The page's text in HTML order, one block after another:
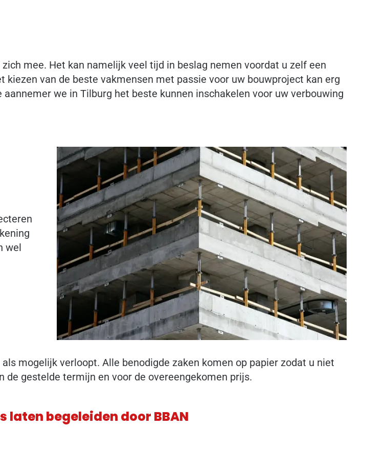
mee. Het kan namelijk veel tijd in beslag nemen voordat u zelf een
van de beste vakmensen met passie voor uw bouwproject kan erg
we in Tilburg het beste kunnen inschakelen voor uw verbouwing
wel
mogelijk verloopt. Alle benodigde zaken komen op papier zodat u niet
gestelde termijn en voor de overeengekomen prijs.
begeleiden door BBAN